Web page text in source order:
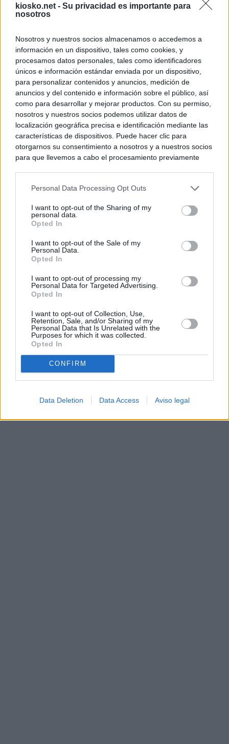
kiosko.net - Su privacidad es importante para
nosotros
Nosotros y nuestros socios almacenamos o accedemos a
información en un dispositivo, tales como cookies, y
procesamos datos personales, tales como identificadores
únicos e información estándar enviada por un dispositivo,
para personalizar contenidos y anuncios, medición de
anuncios y del contenido e información sobre el público, así
como para desarrollar y mejorar productos. Con su permiso,
nosotros y nuestros socios podemos utilizar datos de
localización geográfica precisa e identificación mediante las
características de dispositivos. Puede hacer clic para
otorgarnos su consentimiento a nosotros y a nuestros socios
para que llevemos a cabo el procesamiento previamente
negar su consentimiento. Tenga en cuenta que algún
de su consentimiento, pero usted tiene el derecho de
rechazar tal procesamiento. Sus preferencias se aplicarán
cualquier momento entrando de nuevo en este sitio web o
visitando nuestra política de privacidad.
Personal Data Processing Opt Outs
I want to opt-out of the Sharing of my
personal data.
Opted In
I want to opt-out of the Sale of my
Personal Data.
Opted In
I want to opt-out of processing my
Personal Data for Targeted Advertising.
Opted In
I want to opt-out of Collection, Use,
Retention, Sale, and/or Sharing of my
Personal Data that Is Unrelated with the
Purposes for which it was collected.
Opted In
CONFIRM
Data Deletion Data Access Aviso legal